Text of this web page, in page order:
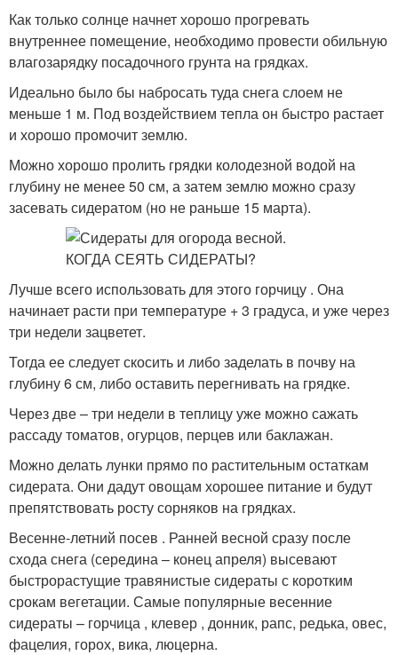
Как только солнце начнет хорошо прогревать
внутреннее помещение, необходимо провести обильную
влагозарядку посадочного грунта на грядках.
Идеально было бы набросать туда снега слоем не
меньше 1 м. Под воздействием тепла он быстро растает
и хорошо промочит землю.
Можно хорошо пролить грядки колодезной водой на
глубину не менее 50 см, а затем землю можно сразу
засевать сидератом (но не раньше 15 марта).
Лучше всего использовать для этого горчицу . Она
начинает расти при температуре + 3 градуса, и уже через
три недели зацветет.
Тогда ее следует скосить и либо заделать в почву на
глубину 6 см, либо оставить перегнивать на грядке.
Через две – три недели в теплицу уже можно сажать
рассаду томатов, огурцов, перцев или баклажан.
Можно делать лунки прямо по растительным остаткам
сидерата. Они дадут овощам хорошее питание и будут
препятствовать росту сорняков на грядках.
Весенне-летний посев . Ранней весной сразу после
схода снега (середина – конец апреля) высевают
быстрорастущие травянистые сидераты с коротким
срокам вегетации. Самые популярные весенние
сидераты – горчица , клевер , донник, рапс, редька, овес,
фацелия, горох, вика, люцерна.